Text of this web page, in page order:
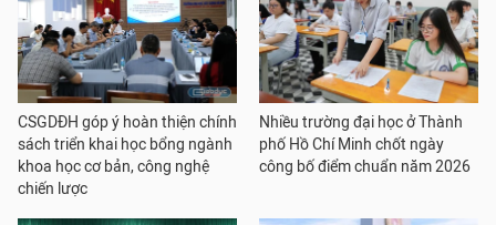
CSGDĐH góp ý hoàn thiện chính
sách triển khai học bổng ngành
khoa học cơ bản, công nghệ
chiến lược
Nhiều trường đại học ở Thành
phố Hồ Chí Minh chốt ngày
công bố điểm chuẩn năm 2026